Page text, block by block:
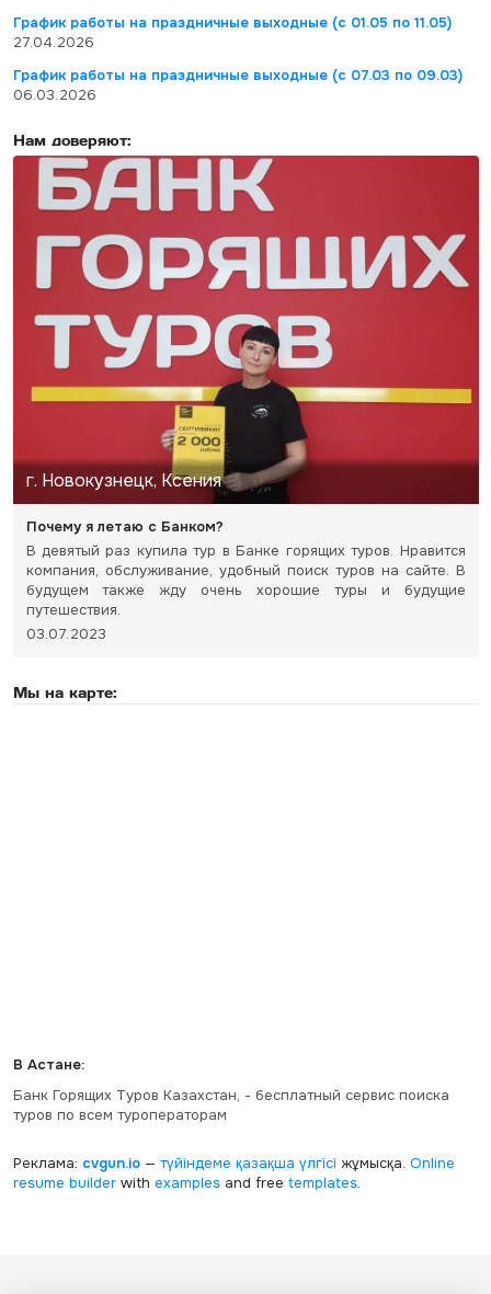
График работы на праздничные выходные (с 01.05 по 11.05)
27.04.2026
График работы на праздничные выходные (с 07.03 по 09.03)
06.03.2026
Нам доверяют:
г. Новокузнецк, Ксения
Почему я летаю с Банком?
В девятый раз купила тур в Банке горящих туров. Нравится
компания, обслуживание, удобный поиск туров на сайте. В
будущем также жду очень хорошие туры и будущие
путешествия.
03.07.2023
Мы на карте:
В Астане:
Банк Горящих Туров Казахстан, - бесплатный сервис поиска
туров по всем туроператорам
Реклама: cvgun.io— түйіндеме қазақша үлгісі жұмысқа. Online
resume builderwith examplesand free templates.